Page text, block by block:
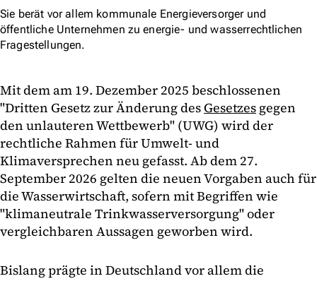
Sie berät vor allem kommunale Energieversorger und
öffentliche Unternehmen zu energie- und wasserrechtlichen
Fragestellungen.
Mit dem am 19. Dezember 2025 beschlossenen
"Dritten Gesetz zur Änderung desGesetzes gegen
den unlauteren Wettbewerb" (UWG) wird der
rechtliche Rahmen für Umwelt- und
Klimaversprechen neu gefasst. Ab dem 27.
September 2026 gelten die neuen Vorgaben auch für
die Wasserwirtschaft, sofern mit Begriffen wie
"klimaneutrale Trinkwasserversorgung" oder
vergleichbaren Aussagen geworben wird.
Bislang prägte in Deutschland vor allem die